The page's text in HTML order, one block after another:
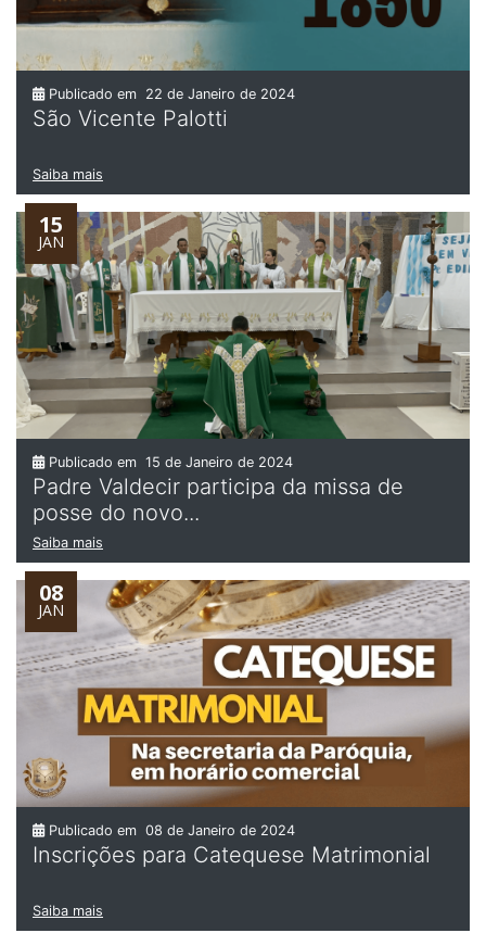
Publicado em 22 de Janeiro de 2024
São Vicente Palotti
Saiba mais
15
JAN
Publicado em 15 de Janeiro de 2024
Padre Valdecir participa da missa de
posse do novo...
Saiba mais
08
JAN
Publicado em 08 de Janeiro de 2024
Inscrições para Catequese Matrimonial
Saiba mais